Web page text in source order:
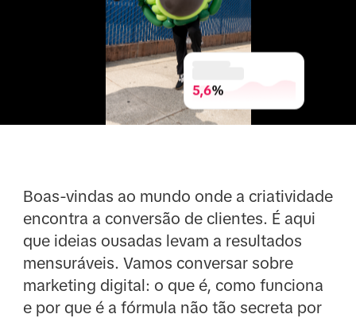
5,6%
Boas-vindas ao mundo onde a criatividade
encontra a conversão de clientes. É aqui
que ideias ousadas levam a resultados
mensuráveis. Vamos conversar sobre
marketing digital: o que é, como funciona
e por que é a fórmula não tão secreta por